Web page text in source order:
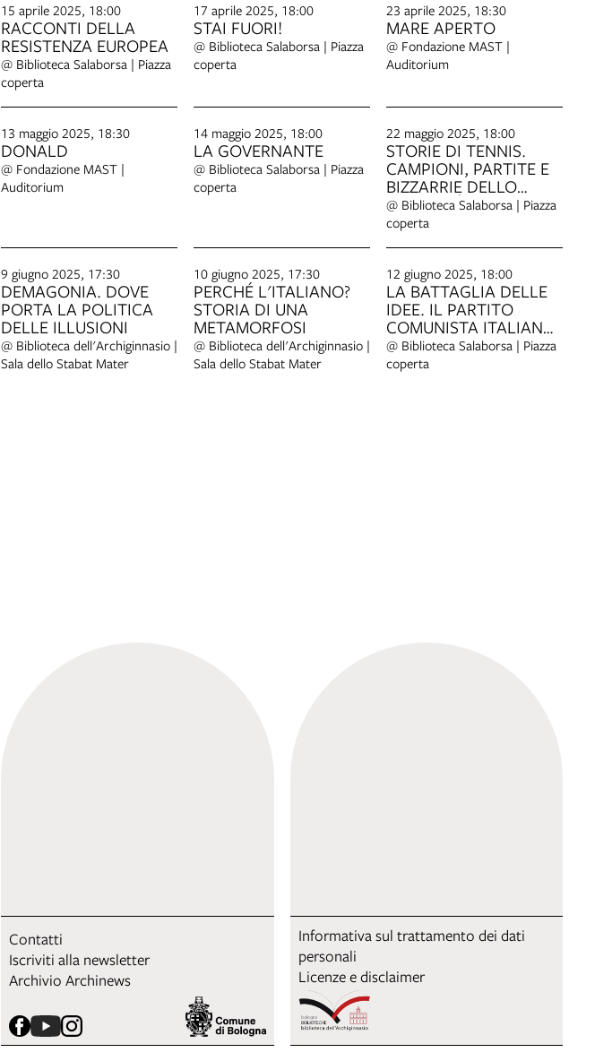
15 aprile 2025, 18:00
RACCONTI DELLA
RESISTENZA EUROPEA
@ Biblioteca Salaborsa | Piazza
coperta
17 aprile 2025, 18:00
STAI FUORI!
@ Biblioteca Salaborsa | Piazza
coperta
23 aprile 2025, 18:30
MARE APERTO
@ Fondazione MAST |
Auditorium
13 maggio 2025, 18:30
DONALD
@ Fondazione MAST |
Auditorium
14 maggio 2025, 18:00
LA GOVERNANTE
@ Biblioteca Salaborsa | Piazza
coperta
22 maggio 2025, 18:00
STORIE DI TENNIS.
CAMPIONI, PARTITE E
BIZZARRIE DELLO
SPORT PIÙ BELLO DEL
MONDO
@ Biblioteca Salaborsa | Piazza
coperta
9 giugno 2025, 17:30
DEMAGONIA. DOVE
PORTA LA POLITICA
DELLE ILLUSIONI
@ Biblioteca dell'Archiginnasio |
Sala dello Stabat Mater
10 giugno 2025, 17:30
PERCHÉ L'ITALIANO?
STORIA DI UNA
METAMORFOSI
@ Biblioteca dell'Archiginnasio |
Sala dello Stabat Mater
12 giugno 2025, 18:00
LA BATTAGLIA DELLE
IDEE. IL PARTITO
COMUNISTA ITALIANO
E LA FILOSOFIA NEL
SECONDO
@ Biblioteca Salaborsa | Piazza
coperta
Contatti
Iscriviti alla newsletter
Archivio Archinews
Informativa sul trattamento dei dati
personali
Licenze e disclaimer